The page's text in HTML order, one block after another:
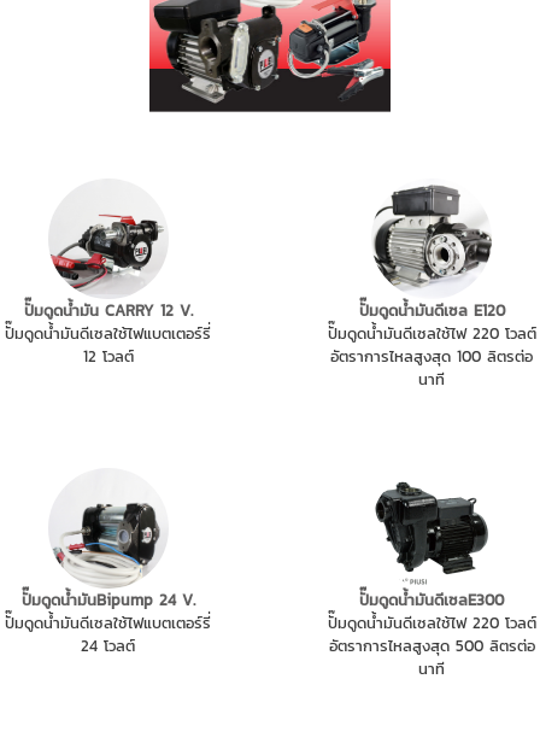
ปั๊มดูดน้ำมัน CARRY 12 V.
ปั๊มดูดน้ำมันดีเซลใช้ไฟแบตเตอร์รี่
12 โวลต์
ปั๊มดูดน้ำมันBipump 24 V.
ปั๊มดูดน้ำมันดีเซลใช้ไฟแบตเตอร์รี่
24 โวลต์
ปั๊มดูดน้ำมันดีเซล E120
ปั๊มดูดน้ำมันดีเซลใช้ไฟ 220 โวลต์
อัตราการไหลสูงสุด 100 ลิตรต่อ
นาที
ปั๊มดูดน้ำมันดีเซลE300
ปั๊มดูดน้ำมันดีเซลใช้ไฟ 220 โวลต์
อัตราการไหลสูงสุด 500 ลิตรต่อ
นาที